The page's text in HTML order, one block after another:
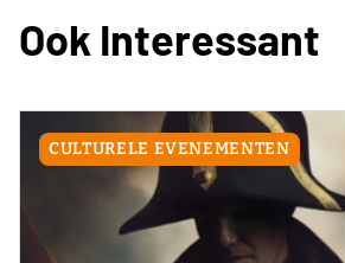
Ook Interessant
CULTURELE EVENEMENTEN